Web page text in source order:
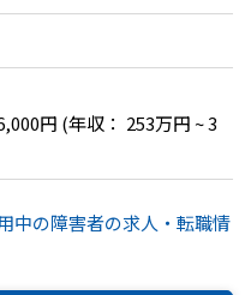
、富山県、福井県、長野
葉県、東京都、神奈川
賀県、京都府、大阪府、
県、島根県、鳥取県、岡
徳島県、香川県、愛媛
賀県、長崎県、熊本県、
県、沖縄県
円 (年収： 253万円 ~ 3
中の障害者の求人・転職情